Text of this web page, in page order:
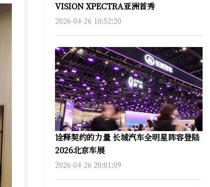
VISION XPECTRA亚洲首秀
2026-04-26 10:52:20
诠释契约的力量 长城汽车全明星阵容登陆
2026北京车展
2026-04-26 20:01:09